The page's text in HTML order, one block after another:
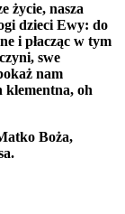
życie, nasza
dzieci Ewy: do
i płacząc w tym
swe
nam
klementna, oh
Boża,